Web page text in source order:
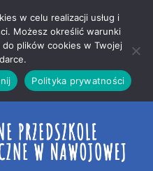
w celu realizacji usług i
Możesz określić warunki
plików cookies w Twojej
Polityka prywatności